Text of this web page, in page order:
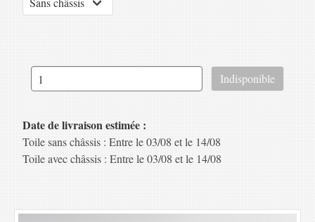
Date de livraison estimée :
Toile sans châssis : Entre le 03/08 et le 14/08
Toile avec châssis : Entre le 03/08 et le 14/08